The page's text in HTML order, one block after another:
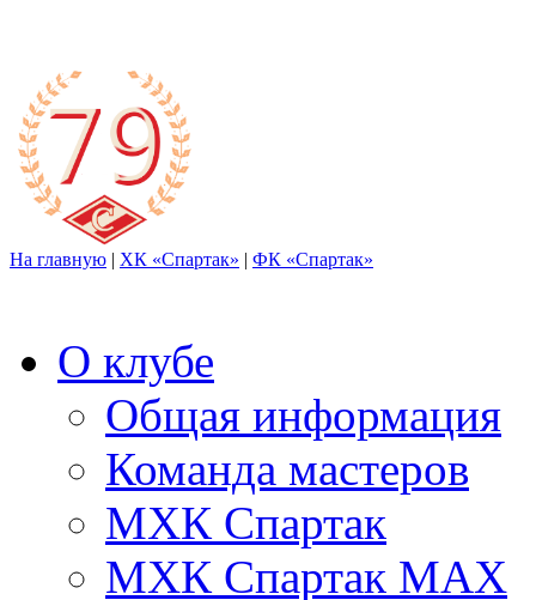
На главную | ХК «Спартак» | ФК «Спартак»
О клубе
Общая информация
Команда мастеров
МХК Спартак
МХК Спартак МАХ